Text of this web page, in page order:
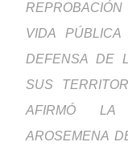
VIDA
DEFENSA DE
SUS
AFIRMÓ LA
AROSEMENA